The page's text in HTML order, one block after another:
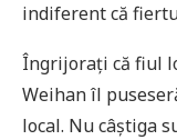
indiferent că
Îngrijorați că fiul
Weihan îl
local. Nu câștiga